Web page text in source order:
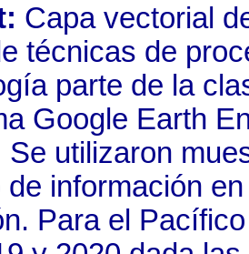
Capa vectorial
técnicas de
parte de la
Google Earth
Se utilizaron
de información
Para el